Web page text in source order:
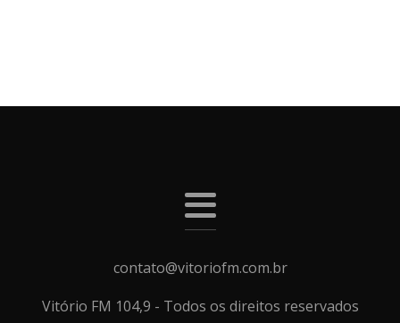
contato@vitoriofm.com.br
Vitório FM 104,9 - Todos os direitos reservados